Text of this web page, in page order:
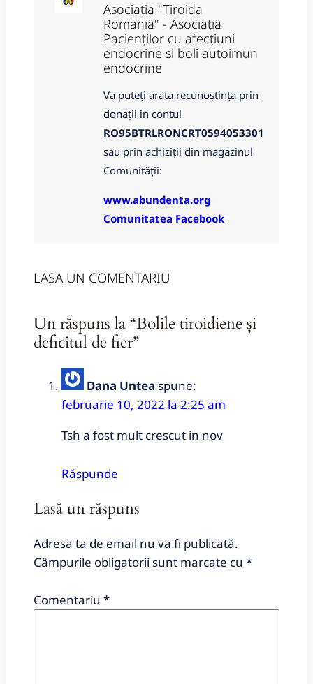
Asociația "Tiroida
Romania" - Asociația
Pacienților cu afecțiuni
endocrine si boli autoimun
endocrine
Va puteți arata recunoștința prin
donații in contul
RO95BTRLRONCRT0594053301
sau prin achiziții din magazinul
Comunității:
www.abundenta.org
Comunitatea Facebook
LASA UN COMENTARIU
Un răspuns la “Bolile tiroidiene și
deficitul de fier”
Dana Untea spune:
februarie 10, 2022 la 2:25 am
Tsh a fost mult crescut in nov
Răspunde
Lasă un răspuns
Adresa ta de email nu va fi publicată.
Câmpurile obligatorii sunt marcate cu *
Comentariu *